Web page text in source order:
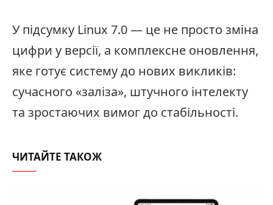
У підсумку Linux 7.0 — це не просто зміна
цифри у версії, а комплексне оновлення,
яке готує систему до нових викликів:
сучасного «заліза», штучного інтелекту
та зростаючих вимог до стабільності.
ЧИТАЙТЕ ТАКОЖ